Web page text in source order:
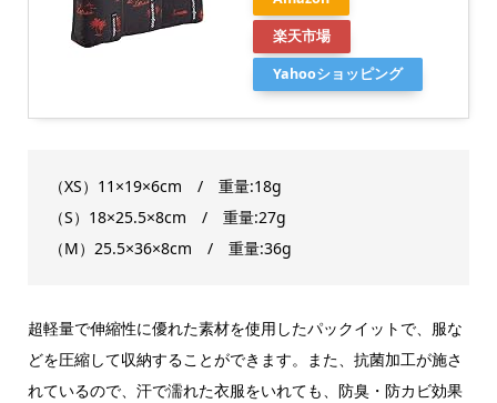
楽天市場
Yahooショッピング
（XS）11×19×6cm / 重量:18g
（S）18×25.5×8cm / 重量:27g
（M）25.5×36×8cm / 重量:36g
超軽量で伸縮性に優れた素材を使用したパックイットで、服な
どを圧縮して収納することができます。また、抗菌加工が施さ
れているので、汗で濡れた衣服をいれても、防臭・防カビ効果